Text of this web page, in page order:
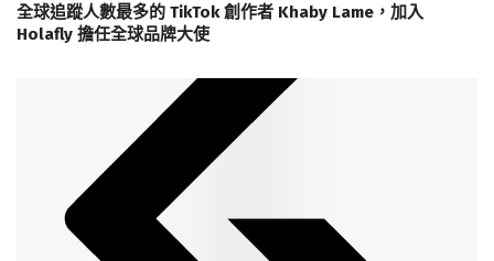
全球追蹤人數最多的 TikTok 創作者 Khaby Lame，加入
Holafly 擔任全球品牌大使